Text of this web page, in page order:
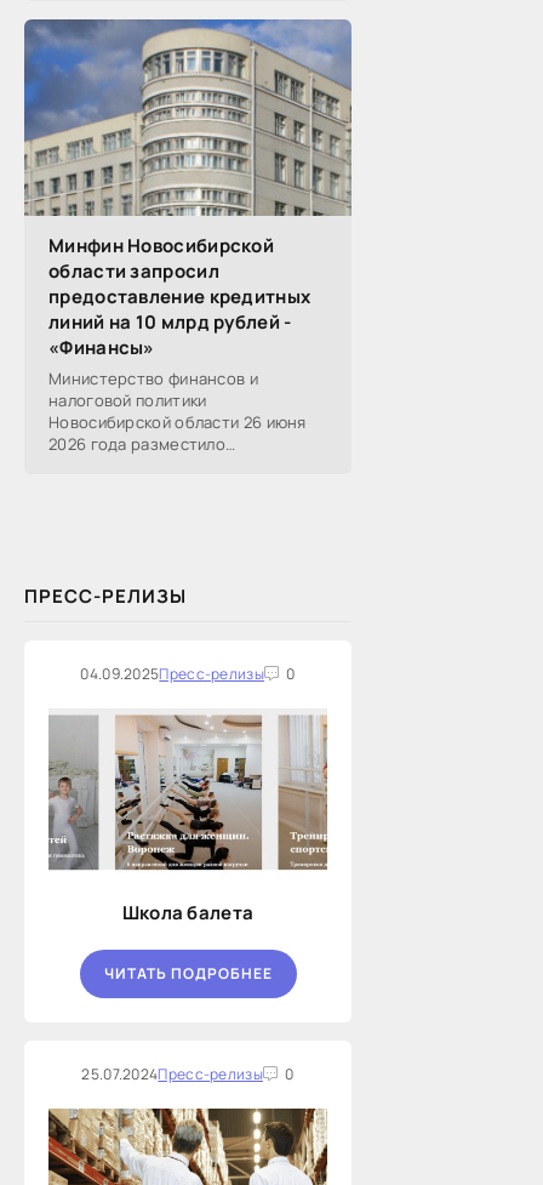
реального, технологического,
финансового и других
Минфин Новосибирской
области запросил
предоставление кредитных
линий на 10 млрд рублей -
«Финансы»
Министерство финансов и
налоговой политики
Новосибирской области 26 июня
2026 года разместило
ПРЕСС-РЕЛИЗЫ
04.09.2025Пресс-релизы 0
Школа балета
ЧИТАТЬ ПОДРОБНЕЕ
25.07.2024Пресс-релизы 0